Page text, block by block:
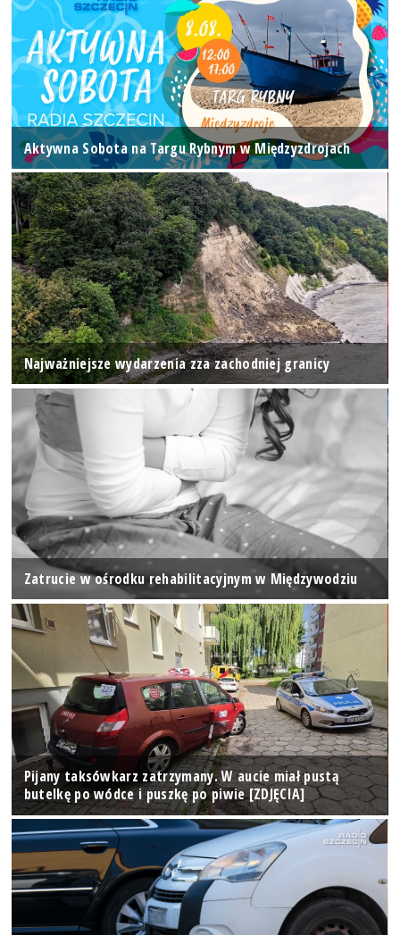
Aktywna Sobota na Targu Rybnym w Międzyzdrojach
Najważniejsze wydarzenia zza zachodniej granicy
Zatrucie w ośrodku rehabilitacyjnym w Międzywodziu
Pijany taksówkarz zatrzymany. W aucie miał pustą
butelkę po wódce i puszkę po piwie [ZDJĘCIA]